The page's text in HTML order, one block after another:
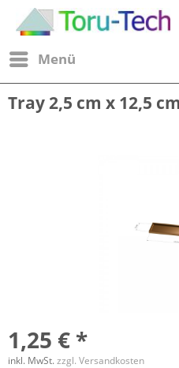
Menü
Tray 2,5 cm x 12,5
1,25 € *
inkl. MwSt.zzgl. Versandkosten